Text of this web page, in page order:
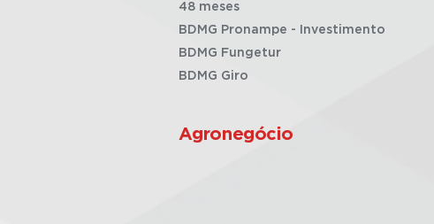
48 meses
BDMG Pronampe - Investimento
BDMG Fungetur
BDMG Giro
Agronegócio